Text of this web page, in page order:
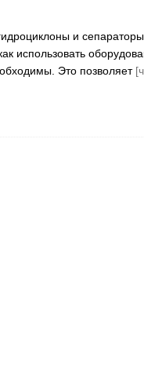
и
использовать
Это позволяет